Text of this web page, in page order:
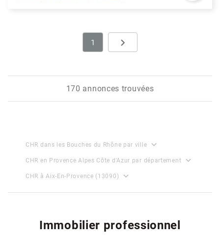
1 navigate_next
170 annonces trouvées
CHR dans les Bouches du Rhône par ville expand_more
CHR en Provence Alpes Côte d'Azur par département expand_more
CHR à Aix-En-Provence (13090) expand_more
Immobilier professionnel